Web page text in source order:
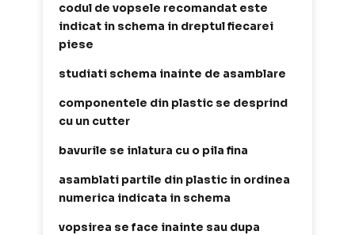
codul de vopsele recomandat este
indicat in schema in dreptul fiecarei
piese
studiati schema inainte de asamblare
componentele din plastic se desprind
cu un cutter
bavurile se inlatura cu o pila fina
asamblati partile din plastic in ordinea
numerica indicata in schema
vopsirea se face inainte sau dupa